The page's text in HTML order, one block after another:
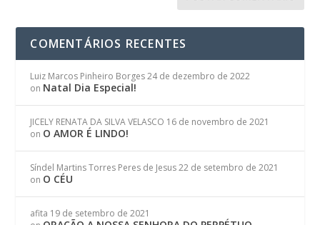
COMENTÁRIOS RECENTES
Luiz Marcos Pinheiro Borges 24 de dezembro de 2022
on Natal Dia Especial!
JICELY RENATA DA SILVA VELASCO 16 de novembro de 2021
on O AMOR É LINDO!
Síndel Martins Torres Peres de Jesus 22 de setembro de 2021
on O CÉU
afita 19 de setembro de 2021